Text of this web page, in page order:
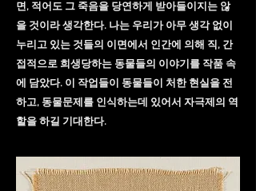
면, 적어도 그 죽음을 당연하게 받아들이지는 않
을 것이라 생각한다. 나는 우리가 아무 생각 없이
누리고 있는 것들의 이면에서 인간에 의해 직, 간
접적으로 희생당하는 동물들의 이야기를 작품 속
에 담았다. 이 작업들이 동물들이 처한 현실을 전
하고, 동물문제를 인식하는데 있어서 자극제의 역
할을 하길 기대한다.